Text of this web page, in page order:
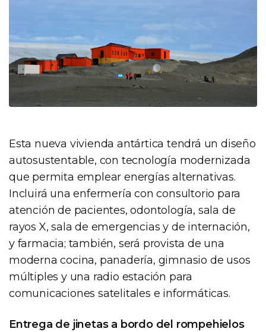
Esta nueva vivienda antártica tendrá un diseño
autosustentable, con tecnología modernizada
que permita emplear energías alternativas.
Incluirá una enfermería con consultorio para
atención de pacientes, odontología, sala de
rayos X, sala de emergencias y de internación,
y farmacia; también, será provista de una
moderna cocina, panadería, gimnasio de usos
múltiples y una radio estación para
comunicaciones satelitales e informáticas.
Entrega de jinetas a bordo del rompehielos